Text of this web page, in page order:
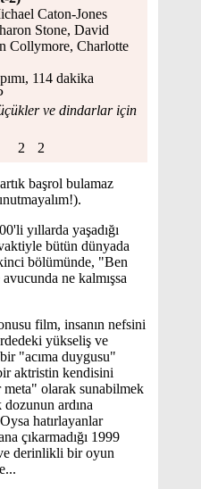
Caton-Jones
Stone, David
Collymore, Charlotte
114 dakika
ve dindarlar için
başrol bulamaz
yıllarda yaşadığı
bütün dünyada
bölümünde, "Ben
ne kalmışsa
film, insanın nefsini
yükseliş ve
"acıma duygusu"
aktristin kendisini
meta" olarak sunabilmek
ardına
hatırlayanlar
çıkarmadığı 1999
derinlikli bir oyun